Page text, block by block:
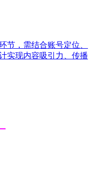
节，需结合账号定位、
实现内容吸引力、传播